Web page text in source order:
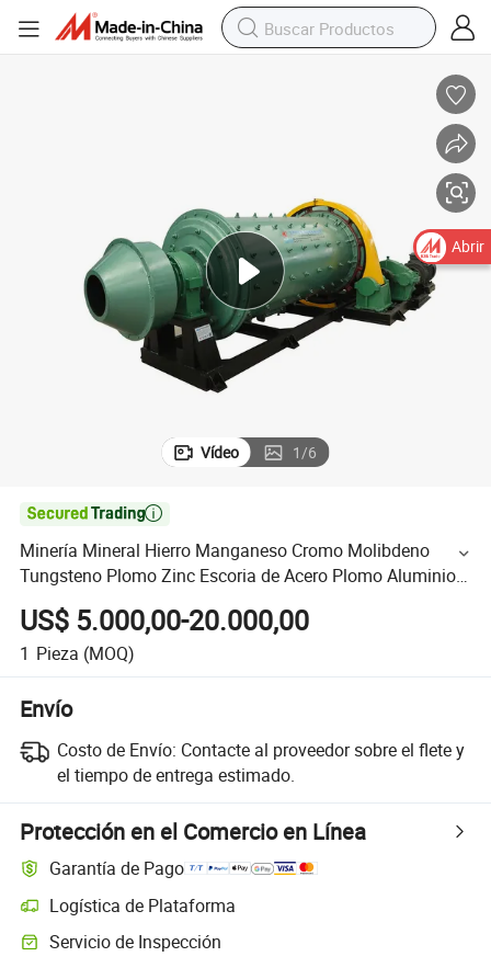
Vídeo 1/6

Minería Mineral Hierro Manganeso Cromo Molibdeno
Tungsteno Plomo Zinc Escoria de Acero Plomo Aluminio
Grafito Oro Cobre Máquina de Molino de Bolas
US$ 5.000,00-20.000,00
1 Pieza (MOQ)
Envío
Costo de Envío: Contacte al proveedor sobre el flete y
el tiempo de entrega estimado.
Protección en el Comercio en Línea
Garantía de Pago
Logística de Plataforma
Servicio de Inspección
Abrir